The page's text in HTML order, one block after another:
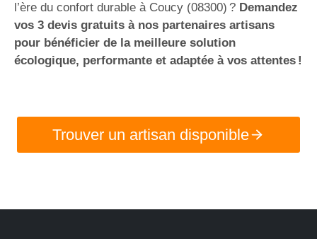
l’ère du confort durable à Coucy (08300) ? Demandez
vos 3 devis gratuits à nos partenaires artisans
pour bénéficier de la meilleure solution
écologique, performante et adaptée à vos attentes !
Trouver un artisan disponible